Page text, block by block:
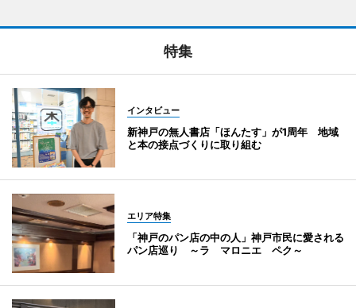
特集
インタビュー
新神戸の無人書店「ほんたす」が1周年 地域
と本の接点づくりに取り組む
エリア特集
「神戸のパン店の中の人」神戸市民に愛される
パン店巡り ～ラ マロニエ ペク～